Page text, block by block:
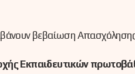
βεβαίωση
Εκπαιδευτικών